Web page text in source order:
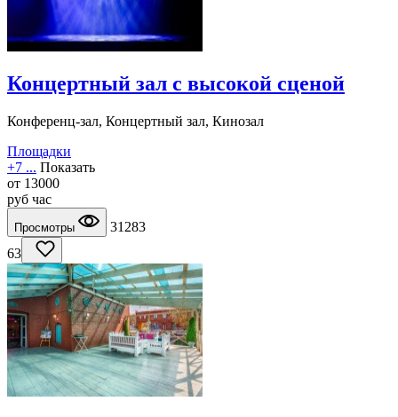
Концертный зал с высокой сценой
Конференц-зал, Концертный зал, Кинозал
Площадки
+7 ... Показать
от 13000
руб час
Просмотры
31283
63